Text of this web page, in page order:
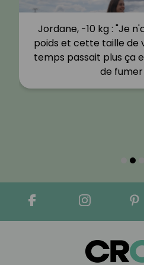
Jordane, -10 kg : "Je
poids et cette taille de
temps passait plus ça
de fumer